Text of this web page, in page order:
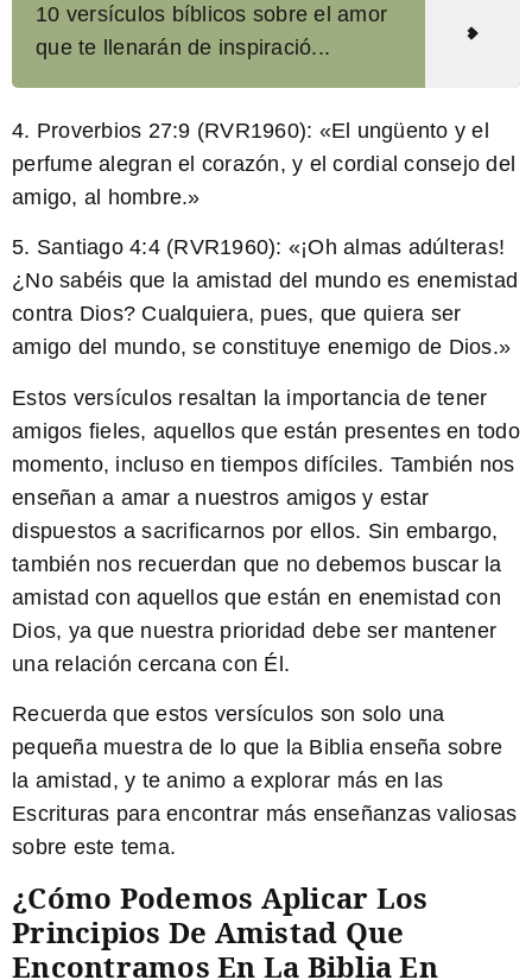
10 versículos bíblicos sobre el amor
que te llenarán de inspiració...
4. Proverbios 27:9 (RVR1960): «El ungüento y el
perfume alegran el corazón, y el cordial consejo del
amigo, al hombre.»
5. Santiago 4:4 (RVR1960): «¡Oh almas adúlteras!
¿No sabéis que la amistad del mundo es enemistad
contra Dios? Cualquiera, pues, que quiera ser
amigo del mundo, se constituye enemigo de Dios.»
Estos versículos resaltan la importancia de tener
amigos fieles, aquellos que están presentes en todo
momento, incluso en tiempos difíciles. También nos
enseñan a amar a nuestros amigos y estar
dispuestos a sacrificarnos por ellos. Sin embargo,
también nos recuerdan que no debemos buscar la
amistad con aquellos que están en enemistad con
Dios, ya que nuestra prioridad debe ser mantener
una relación cercana con Él.
Recuerda que estos versículos son solo una
pequeña muestra de lo que la Biblia enseña sobre
la amistad, y te animo a explorar más en las
Escrituras para encontrar más enseñanzas valiosas
sobre este tema.
¿Cómo Podemos Aplicar Los
Principios De Amistad Que
Encontramos En La Biblia En